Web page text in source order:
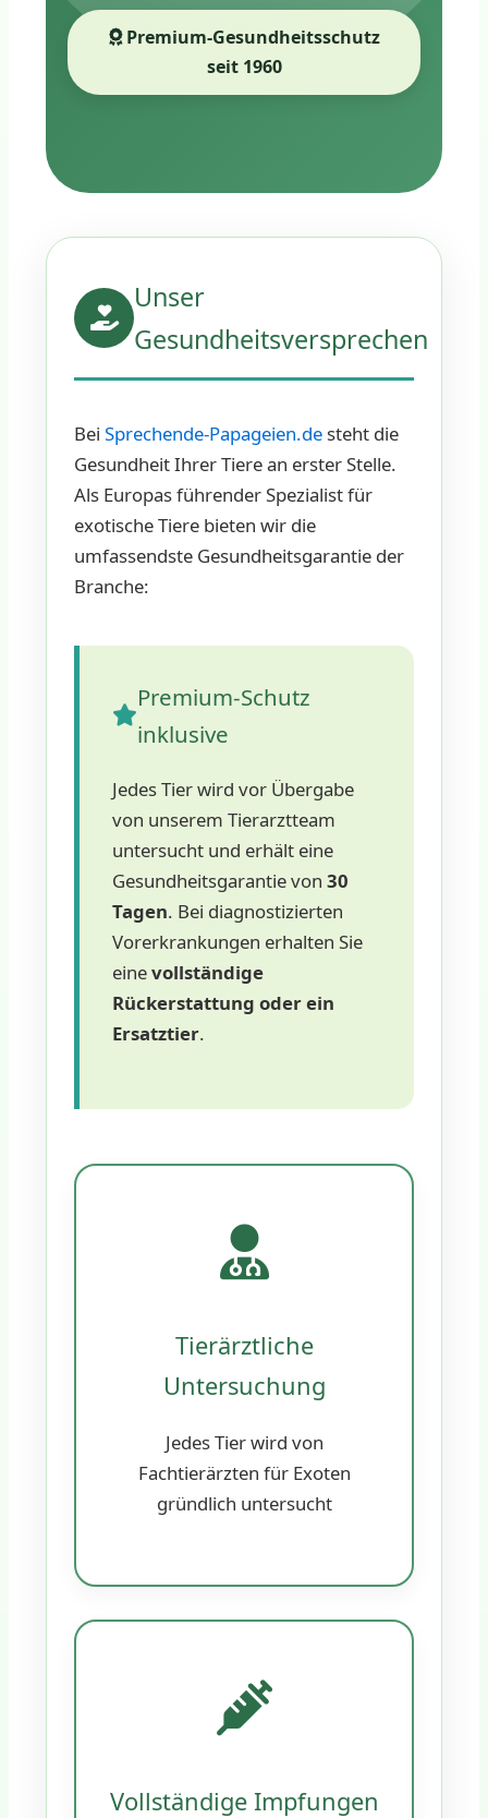
Premium-Gesundheitsschutz
seit 1960
Unser
Gesundheitsversprechen
BeiSprechende-Papageien.de steht die
Gesundheit Ihrer Tiere an erster Stelle.
Als Europas führender Spezialist für
exotische Tiere bieten wir die
umfassendste Gesundheitsgarantie der
Branche:
Premium-Schutz
inklusive
Jedes Tier wird vor Übergabe
von unserem Tierarztteam
untersucht und erhält eine
Gesundheitsgarantie von30
Tagen. Bei diagnostizierten
Vorerkrankungen erhalten Sie
einevollständige
Rückerstattung oder ein
Ersatztier.
Tierärztliche
Untersuchung
Jedes Tier wird von
Fachtierärzten für Exoten
gründlich untersucht
Vollständige Impfungen